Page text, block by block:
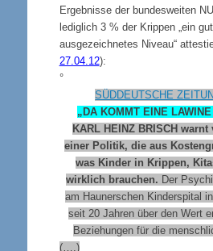
Ergebnisse der bundesweiten
lediglich 3 % der Krippen „ein
ausgezeichnetes Niveau“
27.04.12):
°
SÜDDEUTSCHE
„DA KOMMT EINE
KARL HEINZ BRISCH
einer Politik, die aus
was Kinder in Krippen,
wirklich brauchen. Der
am Haunerschen Kinderspital
seit 20 Jahren über den Wert
Beziehungen für die
(….)